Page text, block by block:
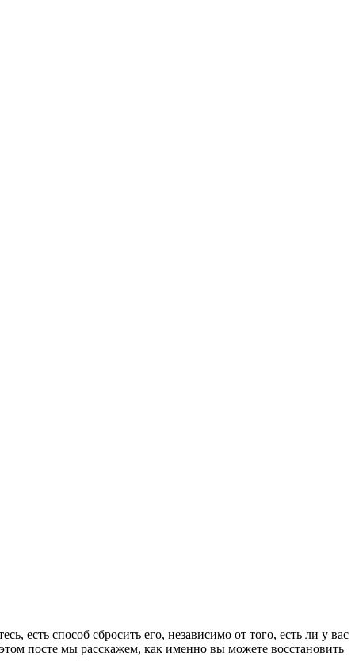
есть способ сбросить его, независимо от того, есть ли у вас
посте мы расскажем, как именно вы можете восстановить